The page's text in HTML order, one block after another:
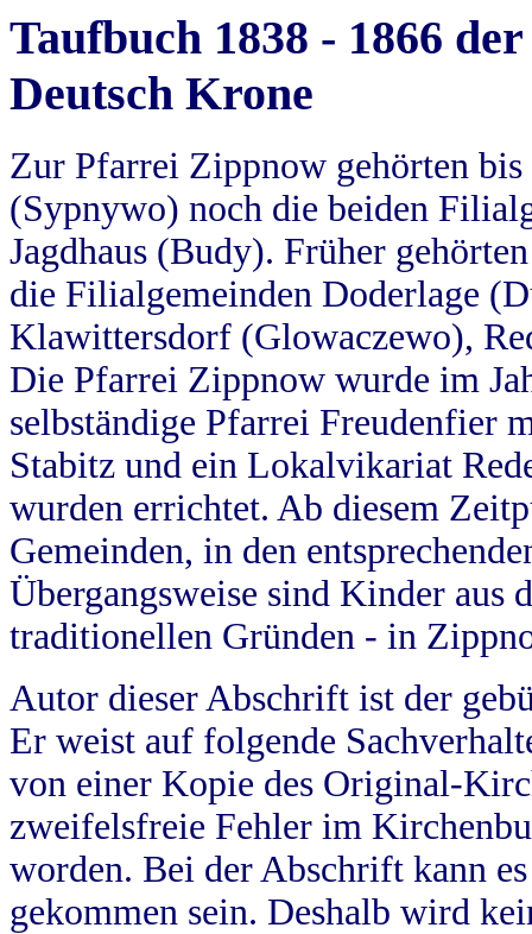
Taufbuch 1838 - 1866
Deutsch Krone
Zur Pfarrei Zippnow gehörten
(Sypnywo) noch die beiden
Jagdhaus (Budy). Früher
die Filialgemeinden Doderlage
Klawittersdorf (Glowaczewo),
Die Pfarrei Zippnow wurde im
selbständige Pfarrei Freudenfier
Stabitz und ein Lokalvikariat
wurden errichtet. Ab diesem
Gemeinden, in den
Übergangsweise sind Kinder aus
traditionellen Gründen - in
Autor dieser Abschrift ist der
Er weist auf folgende
von einer Kopie des Original-
zweifelsfreie Fehler im
worden. Bei der Abschrift kann
gekommen sein. Deshalb wird